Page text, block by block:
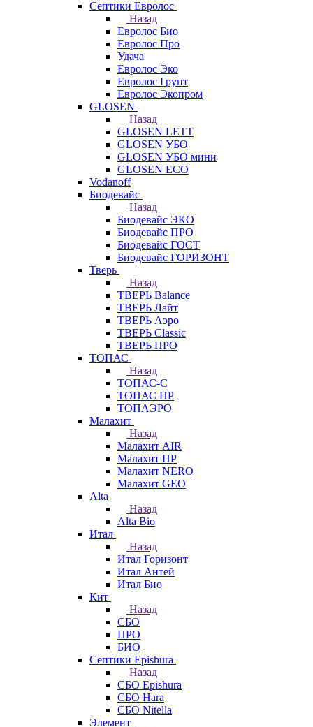
Септики Евролос
Назад
Евролос Био
Евролос Про
Удача
Евролос Эко
Евролос Грунт
Евролос Экопром
GLOSEN
Назад
GLOSEN LETT
GLOSEN УБО
GLOSEN УБО мини
GLOSEN ECO
Vodanoff
Биодевайс
Назад
Биодевайс ЭКО
Биодевайс ПРО
Биодевайс ГОСТ
Биодевайс ГОРИЗОНТ
Тверь
Назад
ТВЕРЬ Balance
ТВЕРЬ Лайт
ТВЕРЬ Аэро
ТВЕРЬ Classic
ТВЕРЬ ПРО
ТОПАС
Назад
ТОПАС-С
ТОПАС ПР
ТОПАЭРО
Малахит
Назад
Малахит AIR
Малахит ПР
Малахит NERO
Малахит GEO
Alta
Назад
Alta Bio
Итал
Назад
Итал Горизонт
Итал Антей
Итал Био
Кит
Назад
СБО
ПРО
БИО
Септики Epishura
Назад
СБО Epishura
СБО Hara
СБО Nitella
Элемент